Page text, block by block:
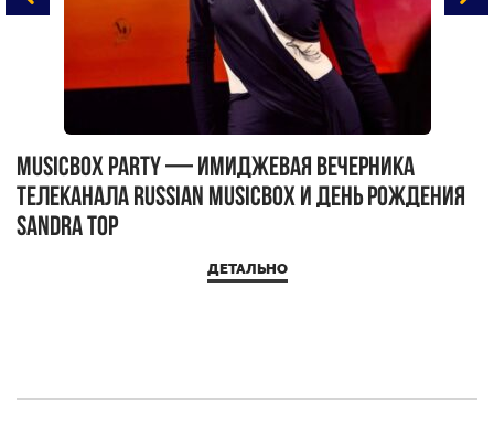
MUSICBOX PARTY — имиджевая вечерника
телеканала RUSSIAN MUSICBOX и день рождения
Sandra Top
ДЕТАЛЬНО